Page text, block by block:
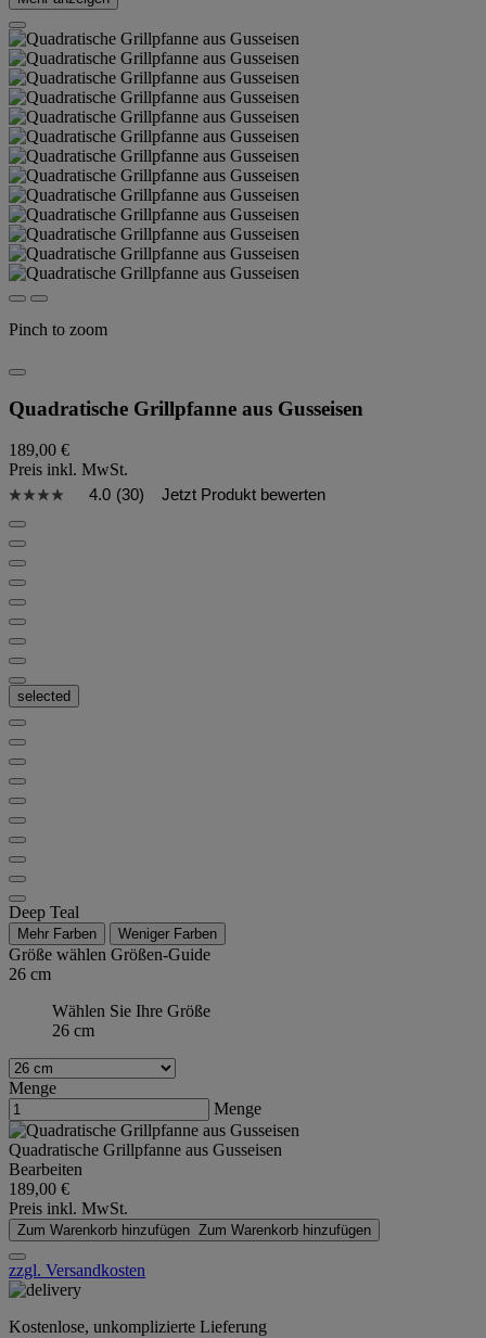
Pinch to zoom
Quadratische Grillpfanne aus Gusseisen
189,00 €
Preis inkl. MwSt.
4.0 (30) Jetzt Produkt bewerten
selected
Deep Teal
Mehr Farben Weniger Farben
Größe wählen Größen-Guide
26 cm
Wählen Sie Ihre Größe
26 cm
Menge
Menge
Quadratische Grillpfanne aus Gusseisen
Bearbeiten
189,00 €
Preis inkl. MwSt.
Zum Warenkorb hinzufügen Zum Warenkorb hinzufügen
zzgl. Versandkosten
Kostenlose, unkomplizierte Lieferung